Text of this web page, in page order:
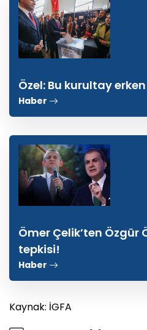
Özel: Bu kurultay
Haber
Ömer Çelik’ten Özgür
tepkisi!
Haber
Kaynak: İGFA